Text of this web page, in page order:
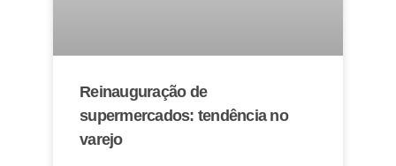
Reinauguração de
supermercados: tendência no
varejo